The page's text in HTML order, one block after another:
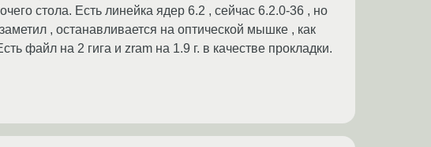
стола. Есть линейка ядер 6.2 , сейчас 6.2.0-36 , но
, останавливается на оптической мышке , как
файл на 2 гига и zram на 1.9 г. в качестве прокладки.